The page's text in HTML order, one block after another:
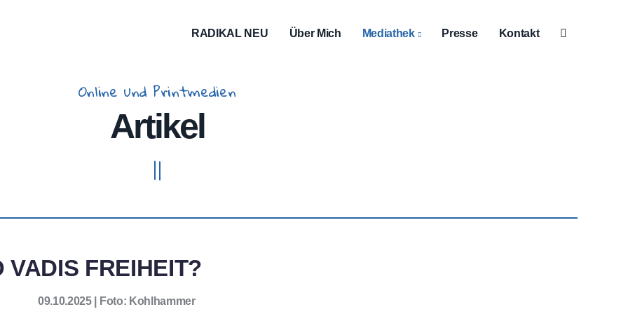
Navigation
RADIKAL NEU Über Mich Mediathek Presse Kontakt
Online und Printmedien
Artikel
VADIS FREIHEIT?
09.10.2025 | Foto: Kohlhammer